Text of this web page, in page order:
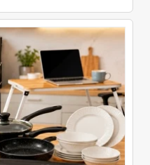
taki zakup faktycznie